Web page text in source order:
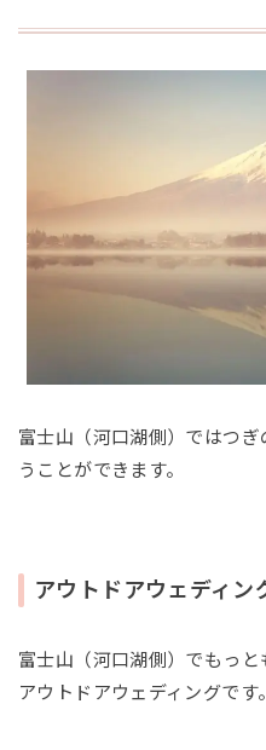
富士山（河口湖側）ではつ
うことができます。
アウトドアウェディン
富士山（河口湖側）でもっと
アウトドアウェディングです。